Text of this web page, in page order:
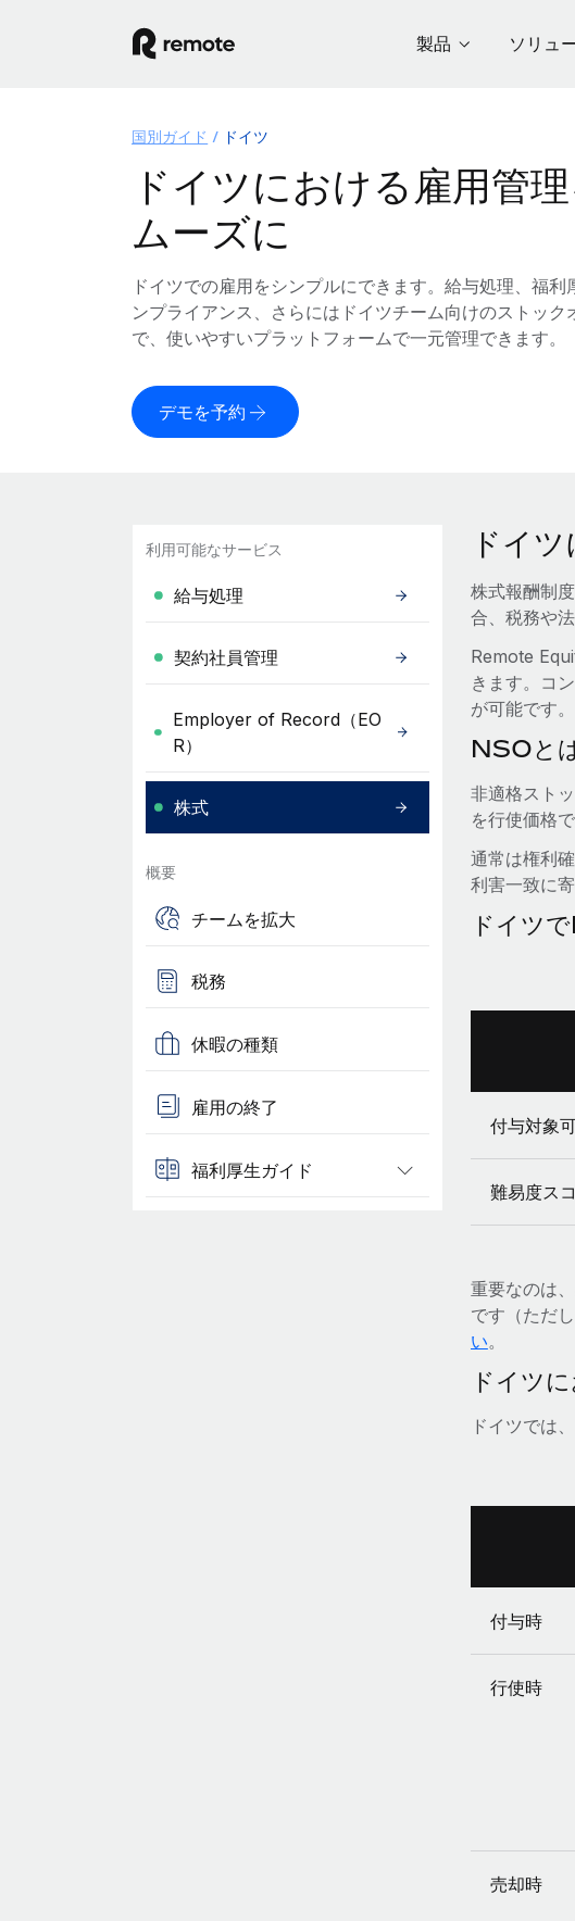
製品 ソリュ
国別ガイド ドイツ
ドイツにおける雇用管
ムーズに
ドイツでの雇用をシンプルにできます。給与処理、福利
ンプライアンス、さらにはドイツチーム向けのストック
で、使いやすいプラットフォームで一元管理できます。
デモを予約
利用可能なサービス
給与処理
契約社員管理
Employer of Record（EO
R）
株式
概要
チームを拡大
税務
休暇の種類
雇用の終了
福利厚生ガイド
ドイ
株式報酬制
合、税務や
Remote
きます。コ
が可能です。
NSOと
非適格スト
を行使価格
通常は権利
利害一致に寄
ドイツ
付与対象
難易度ス
重要なのは、
です（ただ
い。
ドイツ
ドイツでは
付与時
行使時
売却時